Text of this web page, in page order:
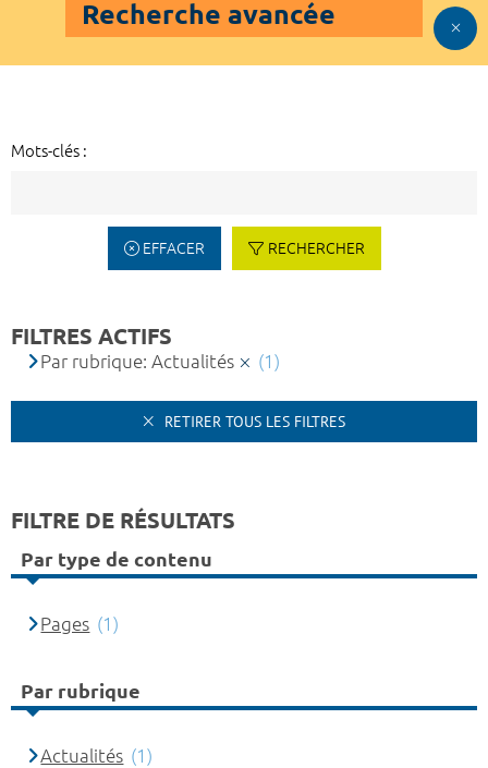
Recherche avancée
Mots-clés :
EFFACER RECHERCHER
FILTRES ACTIFS
Par rubrique: Actualités (1)
RETIRER TOUS LES FILTRES
FILTRE DE RÉSULTATS
Par type de contenu
Pages (1)
Par rubrique
Actualités (1)